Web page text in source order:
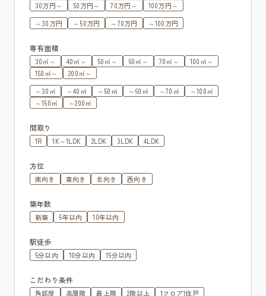
30万円～ 50万円～ 70万円～
100万円～
～30万円
～50万円 ～70万円 ～100万円
専有面積
30㎡～ 40㎡～ 50㎡～ 60㎡～ 70㎡～
100㎡～
150㎡～
200㎡～
～30㎡
～40㎡ ～50㎡ ～60㎡ ～70㎡
～100㎡
～150㎡
～200㎡
間取り
1R 1K～1LDK 2LDK 3LDK 4LDK
方位
南向き 東向き 北向き 西向き
築年数
新築 5年以内 10年以内
駅徒歩
5分以内 10分以内 15分以内
こだわり条件
角部屋 高層階 最上階 2階以上
1フロア1住戸